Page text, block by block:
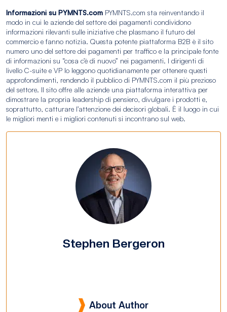
Informazioni su PYMNTS.com PYMNTS.com sta reinventando il
modo in cui le aziende del settore dei pagamenti condividono
informazioni rilevanti sulle iniziative che plasmano il futuro del
commercio e fanno notizia. Questa potente piattaforma B2B è il sito
numero uno del settore dei pagamenti per traffico e la principale fonte
di informazioni su “cosa c’è di nuovo” nei pagamenti. I dirigenti di
livello C-suite e VP lo leggono quotidianamente per ottenere questi
approfondimenti, rendendo il pubblico di PYMNTS.com il più prezioso
del settore. Il sito offre alle aziende una piattaforma interattiva per
dimostrare la propria leadership di pensiero, divulgare i prodotti e,
soprattutto, catturare l’attenzione dei decisori globali. È il luogo in cui
le migliori menti e i migliori contenuti si incontrano sul web.
Stephen Bergeron
About Author